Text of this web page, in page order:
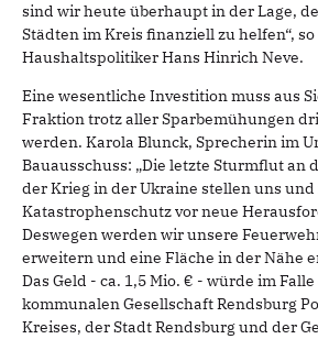
sind wir heute überhaupt in der Lage,
Städten im Kreis finanziell zu helfen“,
Haushaltspolitiker Hans Hinrich Neve.
Eine wesentliche Investition muss aus
Fraktion trotz aller Sparbemühungen
werden. Karola Blunck, Sprecherin im
Bauausschuss: „Die letzte Sturmflut an
der Krieg in der Ukraine stellen uns
Katastrophenschutz vor neue
Deswegen werden wir unsere
erweitern und eine Fläche in der Nähe
Das Geld - ca. 1,5 Mio. € - würde im
kommunalen Gesellschaft Rendsburg
Kreises, der Stadt Rendsburg und der